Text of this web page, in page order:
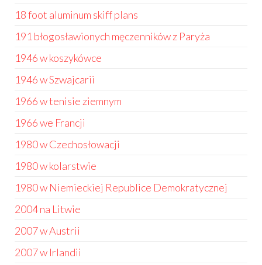
18 foot aluminum skiff plans
191 błogosławionych męczenników z Paryża
1946 w koszykówce
1946 w Szwajcarii
1966 w tenisie ziemnym
1966 we Francji
1980 w Czechosłowacji
1980 w kolarstwie
1980 w Niemieckiej Republice Demokratycznej
2004 na Litwie
2007 w Austrii
2007 w Irlandii